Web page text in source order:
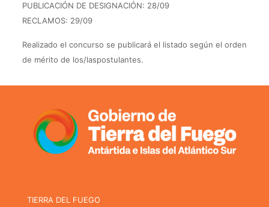
PUBLICACIÓN DE DESIGNACIÓN: 28/09
RECLAMOS: 29/09
Realizado el concurso se publicará el listado según el orden
de mérito de los/laspostulantes.
TIERRA DEL FUEGO